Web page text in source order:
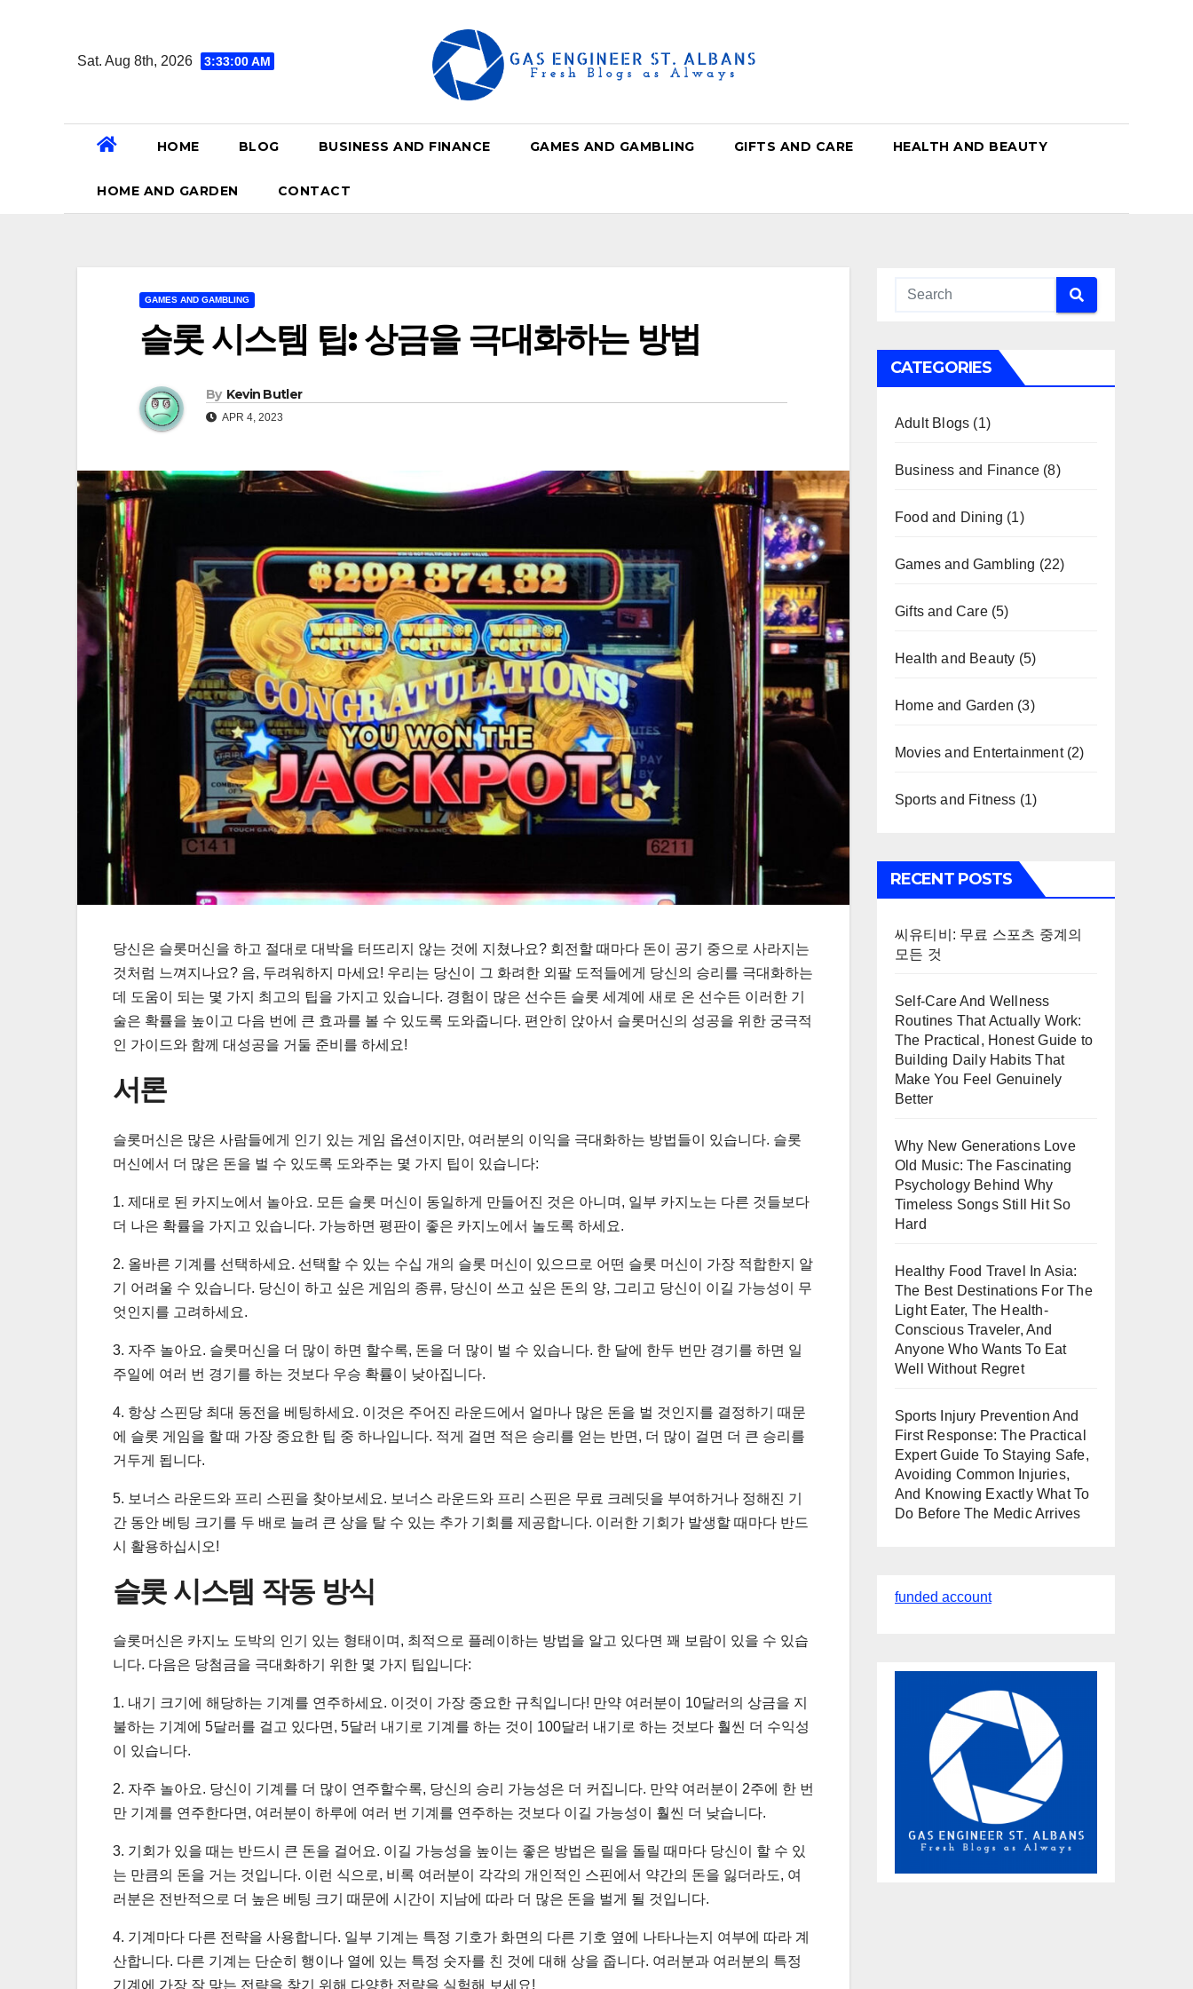
Sat. Aug 8th, 2026 3:33:01 AM
HOME BLOG BUSINESS AND FINANCE GAMES AND GAMBLING GIFTS AND CARE HEALTH AND BEAUTY
HOME AND GARDEN CONTACT
GAMES AND GAMBLING
슬롯 시스템 팁: 상금을 극대화하는 방법
By Kevin Butler
APR 4, 2023
당신은 슬롯머신을 하고 절대로 대박을 터뜨리지 않는 것에 지쳤나요? 회전할 때마다 돈이 공기 중으로 사라지는
것처럼 느껴지나요? 음, 두려워하지 마세요! 우리는 당신이 그 화려한 외팔 도적들에게 당신의 승리를 극대화하는
데 도움이 되는 몇 가지 최고의 팁을 가지고 있습니다. 경험이 많은 선수든 슬롯 세계에 새로 온 선수든 이러한 기
술은 확률을 높이고 다음 번에 큰 효과를 볼 수 있도록 도와줍니다. 편안히 앉아서 슬롯머신의 성공을 위한 궁극적
인 가이드와 함께 대성공을 거둘 준비를 하세요!
서론
슬롯머신은 많은 사람들에게 인기 있는 게임 옵션이지만, 여러분의 이익을 극대화하는 방법들이 있습니다. 슬롯
머신에서 더 많은 돈을 벌 수 있도록 도와주는 몇 가지 팁이 있습니다:
1. 제대로 된 카지노에서 놀아요. 모든 슬롯 머신이 동일하게 만들어진 것은 아니며, 일부 카지노는 다른 것들보다
더 나은 확률을 가지고 있습니다. 가능하면 평판이 좋은 카지노에서 놀도록 하세요.
2. 올바른 기계를 선택하세요. 선택할 수 있는 수십 개의 슬롯 머신이 있으므로 어떤 슬롯 머신이 가장 적합한지 알
기 어려울 수 있습니다. 당신이 하고 싶은 게임의 종류, 당신이 쓰고 싶은 돈의 양, 그리고 당신이 이길 가능성이 무
엇인지를 고려하세요.
3. 자주 놀아요. 슬롯머신을 더 많이 하면 할수록, 돈을 더 많이 벌 수 있습니다. 한 달에 한두 번만 경기를 하면 일
주일에 여러 번 경기를 하는 것보다 우승 확률이 낮아집니다.
4. 항상 스핀당 최대 동전을 베팅하세요. 이것은 주어진 라운드에서 얼마나 많은 돈을 벌 것인지를 결정하기 때문
에 슬롯 게임을 할 때 가장 중요한 팁 중 하나입니다. 적게 걸면 적은 승리를 얻는 반면, 더 많이 걸면 더 큰 승리를
거두게 됩니다.
5. 보너스 라운드와 프리 스핀을 찾아보세요. 보너스 라운드와 프리 스핀은 무료 크레딧을 부여하거나 정해진 기
간 동안 베팅 크기를 두 배로 늘려 큰 상을 탈 수 있는 추가 기회를 제공합니다. 이러한 기회가 발생할 때마다 반드
시 활용하십시오!
슬롯 시스템 작동 방식
슬롯머신은 카지노 도박의 인기 있는 형태이며, 최적으로 플레이하는 방법을 알고 있다면 꽤 보람이 있을 수 있습
니다. 다음은 당첨금을 극대화하기 위한 몇 가지 팁입니다:
1. 내기 크기에 해당하는 기계를 연주하세요. 이것이 가장 중요한 규칙입니다! 만약 여러분이 10달러의 상금을 지
불하는 기계에 5달러를 걸고 있다면, 5달러 내기로 기계를 하는 것이 100달러 내기로 하는 것보다 훨씬 더 수익성
이 있습니다.
2. 자주 놀아요. 당신이 기계를 더 많이 연주할수록, 당신의 승리 가능성은 더 커집니다. 만약 여러분이 2주에 한 번
만 기계를 연주한다면, 여러분이 하루에 여러 번 기계를 연주하는 것보다 이길 가능성이 훨씬 더 낮습니다.
3. 기회가 있을 때는 반드시 큰 돈을 걸어요. 이길 가능성을 높이는 좋은 방법은 릴을 돌릴 때마다 당신이 할 수 있
는 만큼의 돈을 거는 것입니다. 이런 식으로, 비록 여러분이 각각의 개인적인 스핀에서 약간의 돈을 잃더라도, 여
러분은 전반적으로 더 높은 베팅 크기 때문에 시간이 지남에 따라 더 많은 돈을 벌게 될 것입니다.
4. 기계마다 다른 전략을 사용합니다. 일부 기계는 특정 기호가 화면의 다른 기호 옆에 나타나는지 여부에 따라 계
산합니다. 다른 기계는 단순히 행이나 열에 있는 특정 숫자를 친 것에 대해 상을 줍니다. 여러분과 여러분의 특정
기계에 가장 잘 맞는 전략을 찾기 위해 다양한 전략을 실험해 보세요!
CATEGORIES
Adult Blogs (1)
Business and Finance (8)
Food and Dining (1)
Games and Gambling (22)
Gifts and Care(5)
Health and Beauty (5)
Home and Garden (3)
Movies and Entertainment(2)
Sports and Fitness (1)
RECENT POSTS
씨유티비: 무료 스포츠 중계의
모든 것
Self-Care And Wellness
Routines That Actually Work:
The Practical, Honest Guide to
Building Daily Habits That
Make You Feel Genuinely
Better
Why New Generations Love
Old Music: The Fascinating
Psychology Behind Why
Timeless Songs Still Hit So
Hard
Healthy Food Travel In Asia:
The Best Destinations For The
Light Eater, The Health-
Conscious Traveler, And
Anyone Who Wants To Eat
Well Without Regret
Sports Injury Prevention And
First Response: The Practical
Expert Guide To Staying Safe,
Avoiding Common Injuries,
And Knowing Exactly What To
Do Before The Medic Arrives
funded account